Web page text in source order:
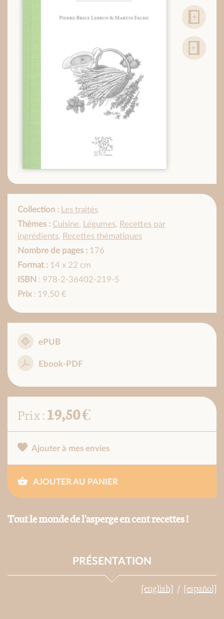
Collection : Les traités
Thèmes : Cuisine, Légumes, Recettes par
ingrédients, Recettes thématiques
Nombre de pages : 176
Format : 14 x 22 cm
ISBN : 978-2-36402-219-5
Prix: 19,50 €
ePUB
Ebook-PDF
Prix :19,50 €
Ajouter à mes envies
AJOUTER AU PANIER
Tout le monde de l'asperge en cent recettes !
PRÉSENTATION
[english] [español]